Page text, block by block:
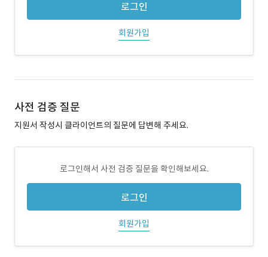
로그인
회원가입
사전 검증 질문
지원서 작성시 클라이언트의 질문에 답변해 주세요.
로그인해서 사전 검증 질문을 확인해보세요.
로그인
회원가입